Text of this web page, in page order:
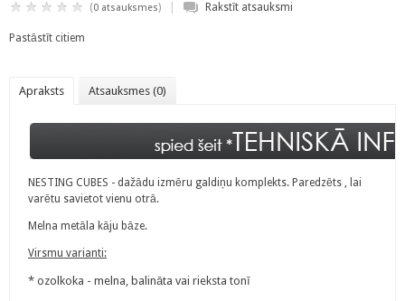
(0 atsauksmes) Rakstīt atsauksmi
Pastāstīt citiem
Apraksts Atsauksmes (0)
NESTING CUBES - dažādu izmēru galdiņu komplekts. Paredzēts , lai
varētu savietot vienu otrā.
Melna metāla kāju bāze.
Virsmu varianti:
* ozolkoka - melna, balināta vai rieksta tonī